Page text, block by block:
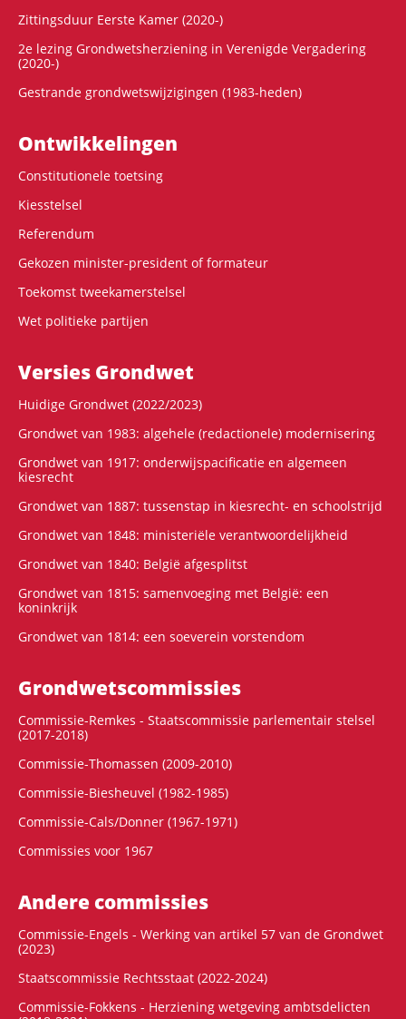
Zittingsduur Eerste Kamer (2020-)
2e lezing Grondwetsherziening in Verenigde Vergadering
(2020-)
Gestrande grondwetswijzigingen (1983-heden)
Ontwikke­lingen
Constitutionele toetsing
Kiesstelsel
Referendum
Gekozen minister-president of formateur
Toekomst tweekamerstelsel
Wet politieke partijen
Versies Grondwet
Huidige Grondwet (2022/2023)
Grondwet van 1983: algehele (redactionele) modernisering
Grondwet van 1917: onderwijspacificatie en algemeen
kiesrecht
Grondwet van 1887: tussenstap in kiesrecht- en schoolstrijd
Grondwet van 1848: ministeriële verantwoordelijkheid
Grondwet van 1840: België afgesplitst
Grondwet van 1815: samenvoeging met België: een
koninkrijk
Grondwet van 1814: een soeverein vorstendom
Grondwets­commissies
Commissie-Remkes - Staatscommissie parlementair stelsel
(2017-2018)
Commissie-Thomassen (2009-2010)
Commissie-Biesheuvel (1982-1985)
Commissie-Cals/Donner (1967-1971)
Commissies voor 1967
Andere commissies
Commissie-Engels - Werking van artikel 57 van de Grondwet
(2023)
Staatscommissie Rechtsstaat (2022-2024)
Commissie-Fokkens - Herziening wetgeving ambtsdelicten